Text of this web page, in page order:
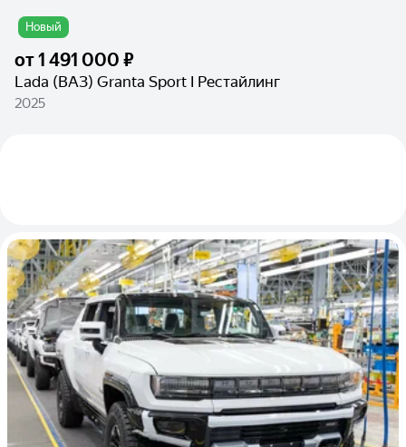
Новый
от1 491 000 ₽
Lada (ВАЗ) Granta Sport I Рестайлинг
2025